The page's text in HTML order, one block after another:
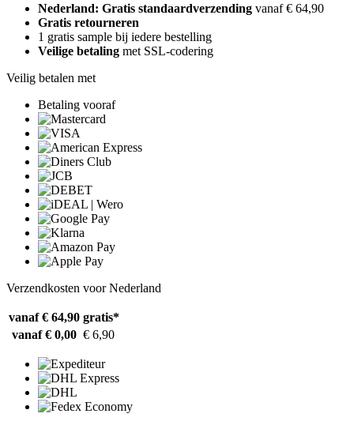
Nederland: Gratis standaardverzending vanaf € 64,90
Gratis retourneren
1 gratis sample bij iedere bestelling
Veilige betaling met SSL-codering
Veilig betalen met
Betaling vooraf
Verzendkosten voor Nederland
vanaf € 64,90 gratis*
vanaf € 0,00 € 6,90